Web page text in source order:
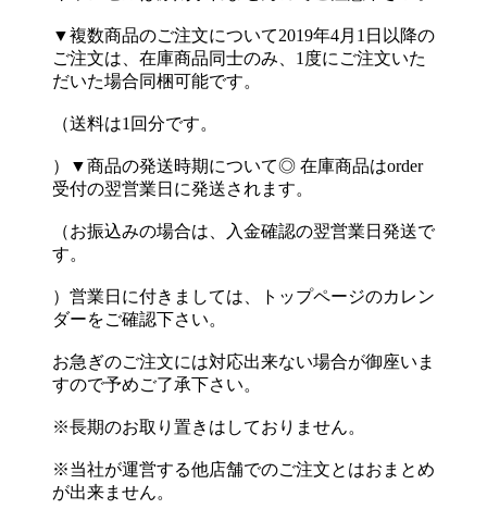
▼複数商品のご注文について2019年4月1日以降の
ご注文は、在庫商品同士のみ、1度にご注文いた
だいた場合同梱可能です。
（送料は1回分です。
）▼商品の発送時期について◎ 在庫商品はorder
受付の翌営業日に発送されます。
（お振込みの場合は、入金確認の翌営業日発送で
す。
）営業日に付きましては、トップページのカレン
ダーをご確認下さい。
お急ぎのご注文には対応出来ない場合が御座いま
すので予めご了承下さい。
※長期のお取り置きはしておりません。
※当社が運営する他店舗でのご注文とはおまとめ
が出来ません。